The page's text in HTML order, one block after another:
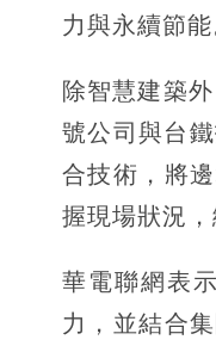
力與永續節能
除智慧建築
號公司與台
合技術，將
握現場狀況
華電聯網表
力，並結合